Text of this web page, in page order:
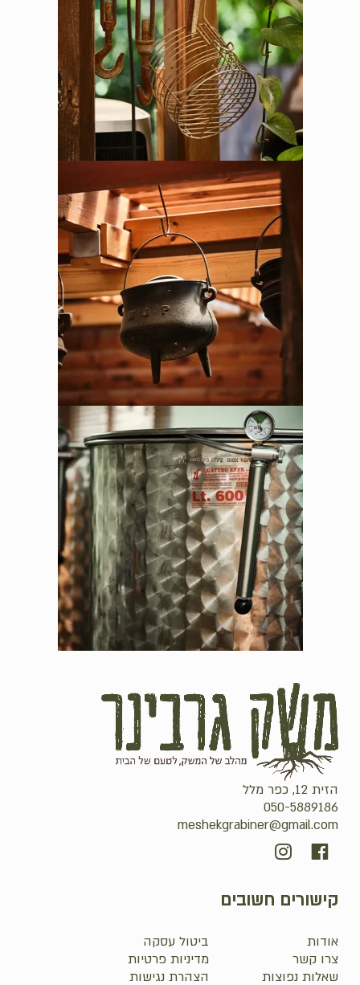
קישורים חשובים
אודות
צרו קשר
שאלות נפוצות
ביטול עסקה
מדיניות פרטיות
הצהרת נגישות
הזית 12, כפר מלל
050-5889186
meshekgrabiner@gmail.com